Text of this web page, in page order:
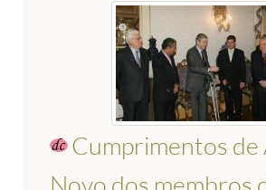
Cumprimentos de
Novo dos membros